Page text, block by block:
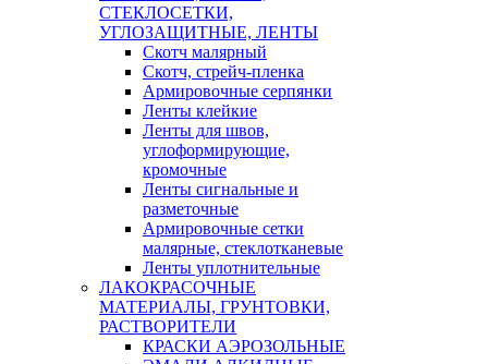
СТЕКЛОСЕТКИ,
УГЛОЗАЩИТНЫЕ, ЛЕНТЫ
Скотч малярный
Скотч, стрейч-пленка
Армировочные серпянки
Ленты клейкие
Ленты для швов,
углоформирующие,
кромочные
Ленты сигнальные и
разметочные
Армировочные сетки
малярные, стеклотканевые
Ленты уплотнительные
ЛАКОКРАСОЧНЫЕ
МАТЕРИАЛЫ, ГРУНТОВКИ,
РАСТВОРИТЕЛИ
КРАСКИ АЭРОЗОЛЬНЫЕ